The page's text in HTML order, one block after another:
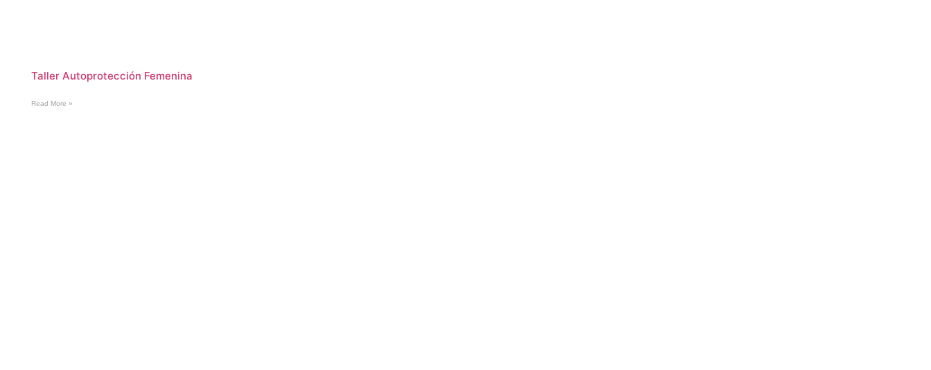
Taller Autoprotección Femenina
Read More »